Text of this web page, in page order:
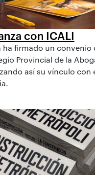
con ICALI
ha firmado un
Provincial de la
así su vínculo